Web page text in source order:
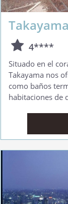
4****
Situado en el
Takayama nos
como baños
habitaciones de